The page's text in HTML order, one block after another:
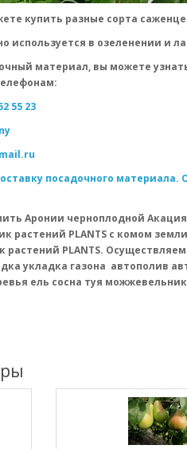
купить разные сорта
используется в озеленении и
материал, вы можете
55 23
посадочного материала.
Аронии черноплодной
растений PLANTS с комом
растений PLANTS.
укладка газона автополив
ель сосна туя можжевельник